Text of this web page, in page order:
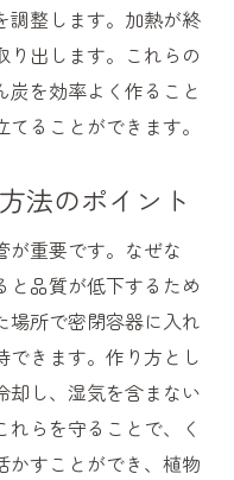
調整します。加熱が終
り出します。これらの
を効率よく作ること
ることができます。
法のポイント
が重要です。なぜな
と品質が低下するため
場所で密閉容器に入れ
できます。作り方とし
却し、湿気を含まない
らを守ることで、く
かすことができ、植物